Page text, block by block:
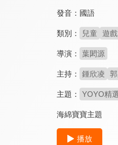
發音： 國語
類別： 兒童 遊
導演： 葉閎源
主持： 鍾欣凌
主題： YOYO精
海綿寶寶主題
播放